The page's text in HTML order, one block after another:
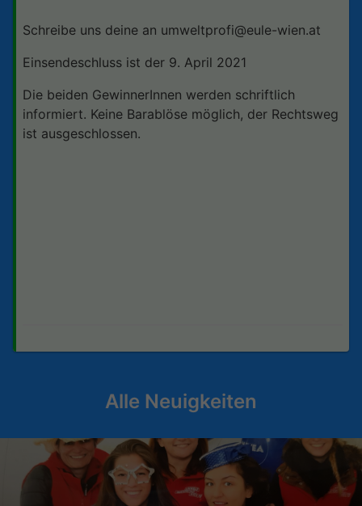
Schreibe uns deine an umweltprofi@eule-wien.at
Einsendeschluss ist der 9. April 2021
Die beiden GewinnerInnen werden schriftlich
informiert. Keine Barablöse möglich, der Rechtsweg
ist ausgeschlossen.
Alle Neuigkeiten